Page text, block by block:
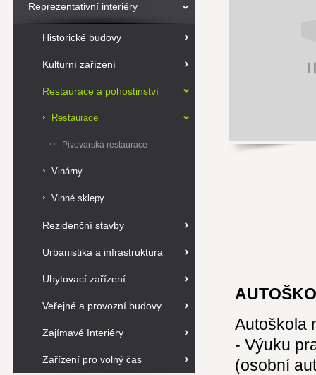
Reprezentativní interiéry
Historické budovy
Kulturní zařízení
Restaurace a pohostinství
Restaurace
Pivovarská restaurace
Vinárny
Vinné sklepy
Rezidenční stavby
Urbanistika a infrastruktura
Ubytovací zařízení
Veřejné a provozní budovy
Zajímavé Interiéry
Zařízení pro volný čas
Autoškola
- Výuku
(osobní